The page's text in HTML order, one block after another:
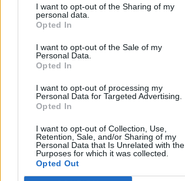
I want to opt-out of the Sharing of my
personal data.
Opted In
I want to opt-out of the Sale of my
Personal Data.
Opted In
I want to opt-out of processing my
Personal Data for Targeted Advertising.
Opted In
I want to opt-out of Collection, Use,
Retention, Sale, and/or Sharing of my
Personal Data that Is Unrelated with the
Purposes for which it was collected.
Opted Out